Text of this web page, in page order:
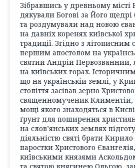
Зібравшись у древньому місті
дякували Богові за Його щедрі
та роздумували над новою
на давніх коренях київської
традиції. Згідно з літописним
першим апостолом на
святий Андрій Первозванний,
на київських горах.
що на українській землі, у
століття засівав зерно
священномученик
мощі якого знаходяться в
ґрунт для поширення
на слов’янських землях
діяльністю святі брати
паростки Христового
київськими князями